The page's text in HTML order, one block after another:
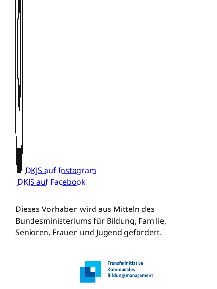
DKJS auf Instagram
DKJS auf Facebook
Dieses Vorhaben wird aus Mitteln des
Bundesministeriums für Bildung, Familie,
Senioren, Frauen und Jugend gefördert.